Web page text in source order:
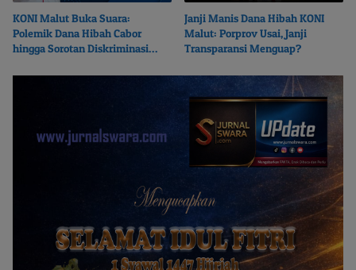
KONI Malut Buka Suara:
Polemik Dana Hibah Cabor
hingga Sorotan Diskriminasi
Janji Manis Dana Hibah KONI
Malut: Porprov Usai, Janji
Transparansi Menguap?